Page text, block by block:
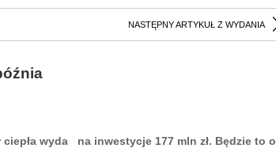
NASTĘPNY ARTYKUŁ Z WYDANIA
wyda na inwestycje 177 mln zł. Będzie to o